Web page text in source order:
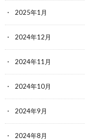
2025年1月
2024年12月
2024年11月
2024年10月
2024年9月
2024年8月